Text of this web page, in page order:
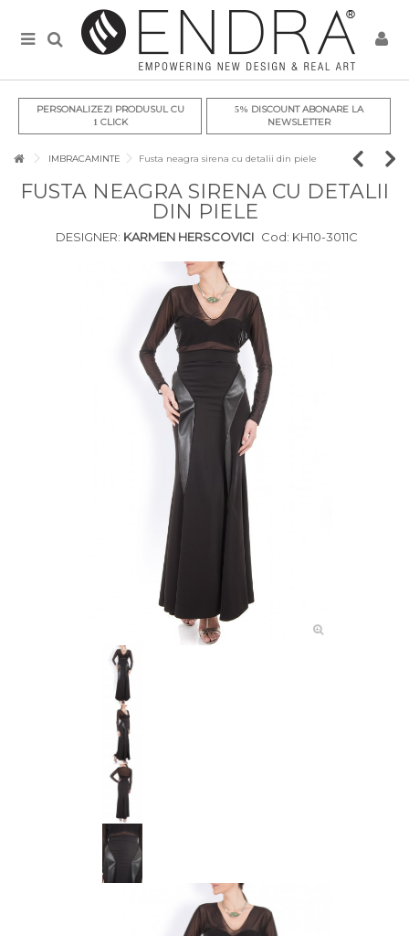
PERSONALIZEZI PRODUSUL CU
1CLICK
5% DISCOUNT ABONARE LA
NEWSLETTER
IMBRACAMINTE Fusta neagra sirena cu detalii din piele
FUSTA NEAGRA SIRENA CU DETALII
DIN PIELE
DESIGNER: KARMEN HERSCOVICI Cod: KH10-3011C